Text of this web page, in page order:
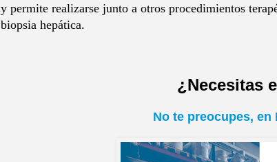
y permite realizarse junto a otros procedimientos
biopsia hepática.
¿Necesitas
No te preocupes,